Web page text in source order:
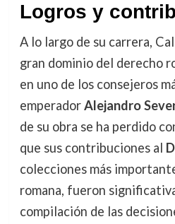
Logros y
A lo largo de su carrera,
gran dominio del derecho
en uno de los consejeros
emperadorAlejandro
de su obra se ha perdido
que sus contribuciones al
colecciones más
romana, fueron
compilación de las